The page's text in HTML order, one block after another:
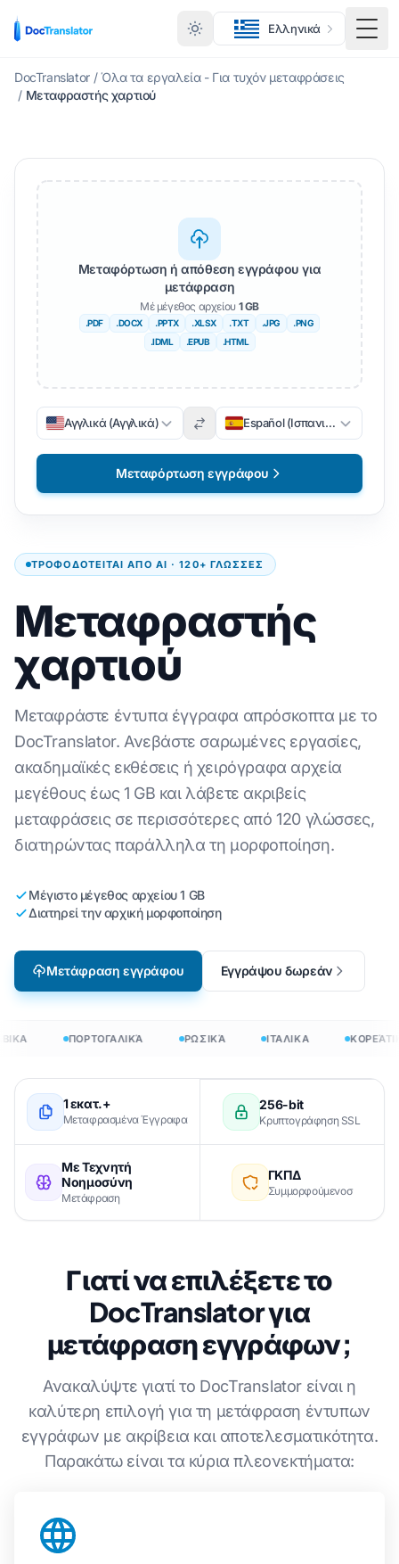
Ελληνικά
DocTranslator / Όλα τα εργαλεία - Για τυχόν μεταφράσεις
/ Μεταφραστής χαρτιού
ΤΡΟΦΟΔΟΤΕΊΤΑΙ ΑΠΌ AI · 120+ ΓΛΏΣΣΕΣ
Μεταφραστής
χαρτιού
Μεταφράστε έντυπα έγγραφα απρόσκοπτα με το
DocTranslator. Ανεβάστε σαρωμένες εργασίες,
ακαδημαϊκές εκθέσεις ή χειρόγραφα αρχεία
μεγέθους έως 1 GB και λάβετε ακριβείς
μεταφράσεις σε περισσότερες από 120 γλώσσες,
διατηρώντας παράλληλα τη μορφοποίηση.
Μέγιστο μέγεθος αρχείου 1 GB
Διατηρεί την αρχική μορφοποίηση
Μετάφραση εγγράφου Εγγράψου δωρεάν
Μεταφόρτωση ή απόθεση εγγράφου για
μετάφραση
Μέ μέγεθος αρχείου 1 GB
.PDF .DOCX .PPTX .XLSX .TXT .JPG
.PNG
.IDML
.EPUB .HTML
Αγγλικά (Αγγλικά) Español (Ισπανικά)
Μεταφόρτωση εγγράφου
ΠΟΡΤΟΓΑΛΙΚΆ ΡΩΣΙΚΆ ΙΤΑΛΙΚΑ
1 εκατ.+
Μεταφρασμένα Έγγραφα
256-bit
Κρυπτογράφηση SSL
Με Τεχνητή
Νοημοσύνη
Μετάφραση
ΓΚΠΔ
Συμμορφούμενοσ
Γιατί να επιλέξετε το
DocTranslator για
μετάφραση εγγράφων;
Ανακαλύψτε γιατί το DocTranslator είναι η
καλύτερη επιλογή για τη μετάφραση έντυπων
εγγράφων με ακρίβεια και αποτελεσματικότητα.
Παρακάτω είναι τα κύρια πλεονεκτήματα: